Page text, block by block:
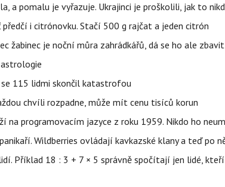
a pomalu je vyřazuje. Ukrajinci je proškolili, jak to
i citrónovku. Stačí 500 g rajčat a jeden citrón
žabinec je noční můra zahrádkářů, dá se ho ale zbavit
115 lidmi skončil katastrofou
chvíli rozpadne, může mít cenu tisíců korun
na programovacím jazyce z roku 1959. Nikdo ho
Wildberries ovládají kavkazské klany a teď po
Příklad 18 : 3 + 7 × 5 správně spočítají jen lidé,